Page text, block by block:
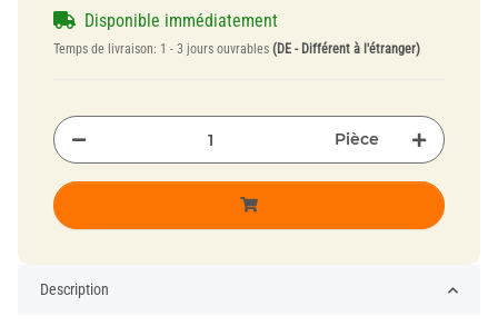
Disponible immédiatement
Temps de livraison: 1 - 3 jours ouvrables (DE - Différent à l'étranger)
Pièce
Description